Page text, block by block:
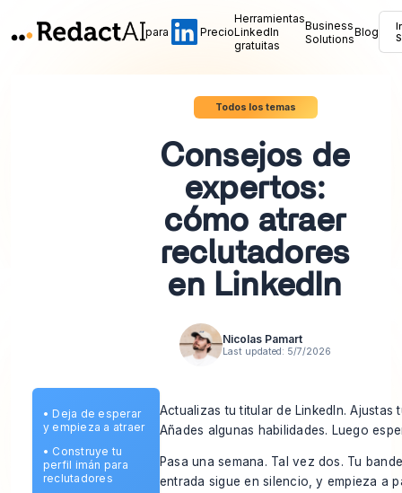
para Precio
Herramientas
LinkedIn
gratuitas
Business
SolutionsBlog
Todos los temas
Consejos de
expertos:
cómo atraer
reclutadores
en LinkedIn
Nicolas Pamart
Last updated: 5/7/2026
• Deja de esperar
y empieza a atraer
• Construye tu
perfil imán para
reclutadores
Actualizas tu titular de LinkedIn. Ajustas
Añades algunas habilidades. Luego
Pasa una semana. Tal vez dos. Tu
entrada sigue en silencio, y empieza a